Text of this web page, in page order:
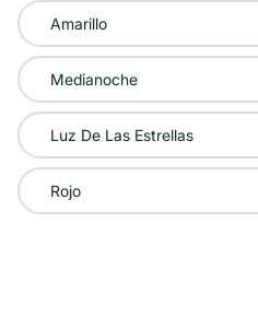
agotada
o
no
disponible
Amarillo
Medianoche
Luz De Las Estrellas
Rojo